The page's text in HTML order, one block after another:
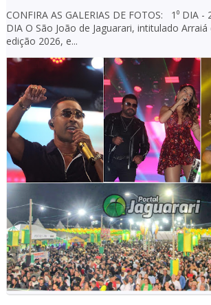
CONFIRA AS GALERIAS DE FOTOS: 1⁰ DIA -
DIA O São João de Jaguarari, intitulado Arraiá
edição 2026, e...